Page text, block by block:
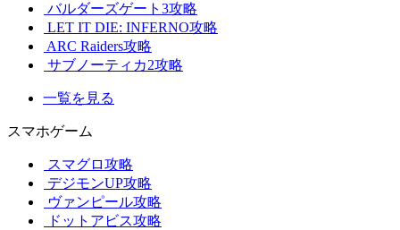
バルダーズゲート3攻略
LET IT DIE: INFERNO攻略
ARC Raiders攻略
サブノーティカ2攻略
一覧を見る
スマホゲーム
スマグロ攻略
デジモンUP攻略
ヴァンピール攻略
ドットアビス攻略